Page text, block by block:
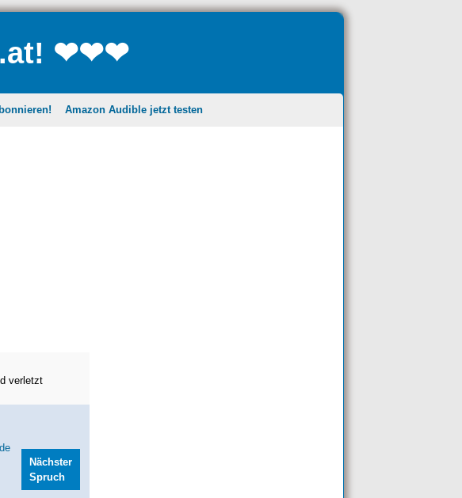
❤❤❤
Amazon Audible jetzt testen
verletzt
Nächster
Spruch